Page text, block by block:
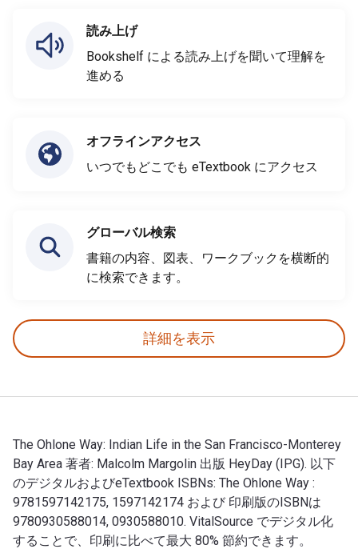
読み上げ
Bookshelf による読み上げを聞いて理解を
進める
オフラインアクセス
いつでもどこでも eTextbook にアクセス
グローバル検索
書籍の内容、図表、ワークブックを横断的
に検索できます。
詳細を表示
The Ohlone Way: Indian Life in the San Francisco-Monterey
Bay Area 著者: Malcolm Margolin 出版 HeyDay (IPG). 以下
のデジタルおよびeTextbook ISBNs: The Ohlone Way :
9781597142175, 1597142174 および 印刷版のISBNは
9780930588014, 0930588010. VitalSource でデジタル化
することで、印刷に比べて最大 80% 節約できます。